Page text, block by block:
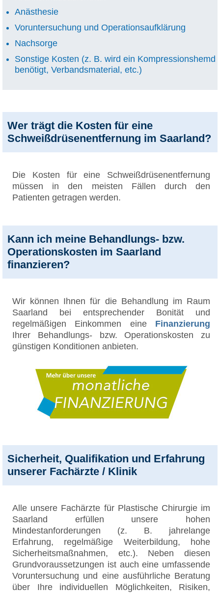
Anästhesie
Voruntersuchung und Operationsaufklärung
Nachsorge
Sonstige Kosten (z. B. wird ein Kompressionshemd
benötigt, Verbandsmaterial, etc.)
Wer trägt die Kosten für eine
Schweißdrüsenentfernung im Saarland?
Die Kosten für eine Schweißdrüsenentfernung
müssen in den meisten Fällen durch den
Patienten getragen werden.
Kann ich meine Behandlungs- bzw.
Operationskosten im Saarland
finanzieren?
Wir können Ihnen für die Behandlung im Raum
Saarland bei entsprechender Bonität und
regelmäßigen Einkommen eine Finanzierung
Ihrer Behandlungs- bzw. Operationskosten zu
günstigen Konditionen anbieten.
Sicherheit, Qualifikation und Erfahrung
unserer Fachärzte / Klinik
Alle unsere Fachärzte für Plastische Chirurgie im
Saarland erfüllen unsere hohen
Mindestanforderungen (z. B. jahrelange
Erfahrung, regelmäßige Weiterbildung, hohe
Sicherheitsmaßnahmen, etc.). Neben diesen
Grundvoraussetzungen ist auch eine umfassende
Voruntersuchung und eine ausführliche Beratung
über Ihre individuellen Möglichkeiten, Risiken,